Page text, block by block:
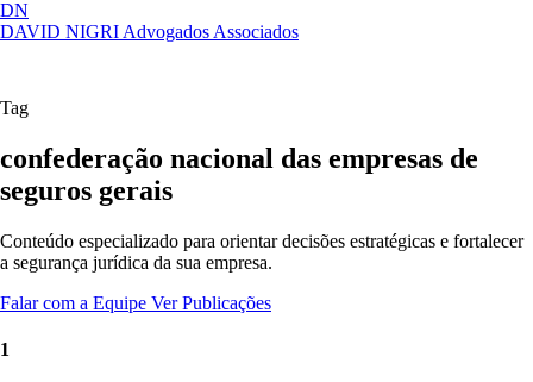
DN
DAVID NIGRI Advogados Associados
Artigos, sentenças, áreas de atuação,
Tag
confederação nacional das empresas de
seguros gerais
Conteúdo especializado para orientar decisões estratégicas e fortalecer
a segurança jurídica da sua empresa.
Falar com a Equipe Ver Publicações
1